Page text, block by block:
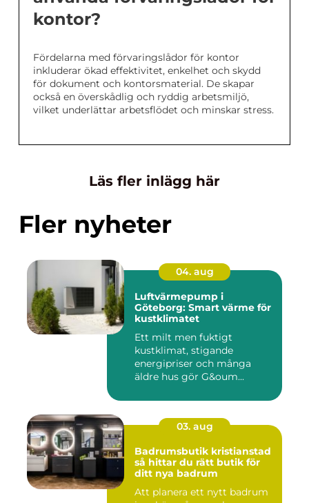
kontor?
Fördelarna med förvaringslådor för kontor
inkluderar ökad effektivitet, enkelhet och skydd
för dokument och kontorsmaterial. De skapar
också en överskådlig och ryddig arbetsmiljö,
vilket underlättar arbetsflödet och minskar stress.
Läs fler inlägg här
Fler nyheter
04. aug
Luftvärmepump i
Göteborg: Smart värme för
kustklimatet
Ett milt men fuktigt
kustklimat, stigande
energipriser och många
äldre hus gör G&oum...
03. aug
Badrumsbutik kristianstad
så hittar du rätt butik för
ditt nya badrum
Att planera ett nytt badrum